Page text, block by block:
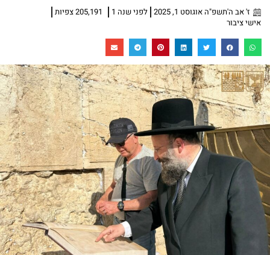
ז' אב ה'תשפ"ה אוגוסט 1, 2025 לפני שנה 1
205,191 צפיות
אישי ציבור